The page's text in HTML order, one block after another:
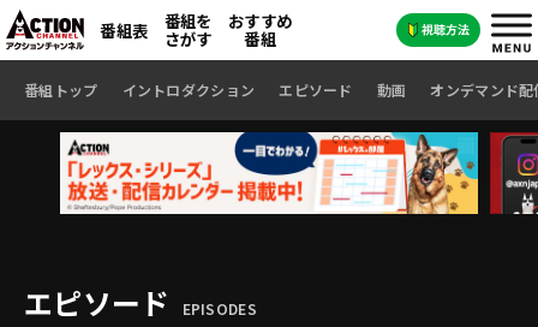
番組表 番組を
さがす
おすすめ
番組
番組トップ イントロダクション エピソード 動画 オンデマンド配
エピソード EPISODES